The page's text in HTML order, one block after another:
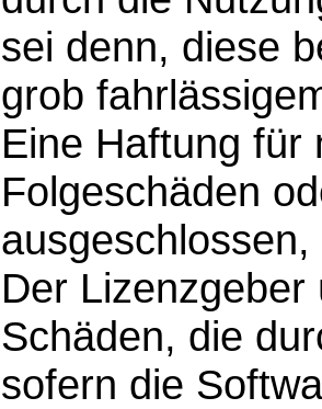
sei denn, diese
grob
Eine Haftung für
Folgeschäden
Der
Schäden, die
sofern die